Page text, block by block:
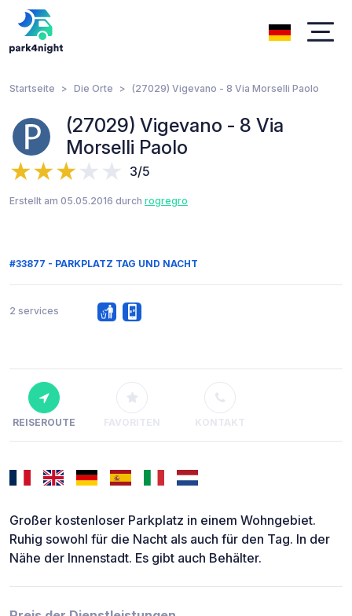
Startseite Die Orte (27029) Vigevano - 8 Via Morselli Paolo
(27029) Vigevano - 8 Via
Morselli Paolo
3/5
Erstellt am 05.05.2016 durch rogregro
#33877 - PARKPLATZ TAG UND NACHT
2 services
REISEROUTE FAVORITEN KONTAKT
Großer kostenloser Parkplatz in einem Wohngebiet.
Ruhig sowohl für die Nacht als auch für den Tag. In der
Nähe der Innenstadt. Es gibt auch Behälter.